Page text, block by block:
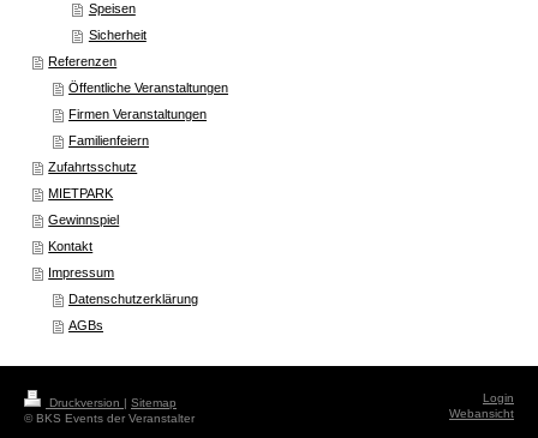
Speisen
Sicherheit
Referenzen
Öffentliche Veranstaltungen
Firmen Veranstaltungen
Familienfeiern
Zufahrtsschutz
MIETPARK
Gewinnspiel
Kontakt
Impressum
Datenschutzerklärung
AGBs
Druckversion | Sitemap
© BKS Events der Veranstalter
Login
Webansicht